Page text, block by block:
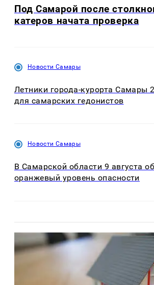
Под Самарой после
катеров начата проверка
Новости Самары
Летники города-курорта Самары
для самарских гедонистов
Новости Самары
В Самарской области 9 августа
оранжевый уровень опасности